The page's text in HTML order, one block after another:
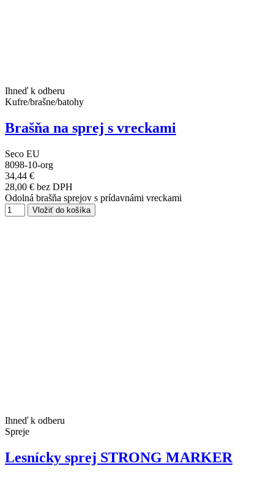
Ihneď k odberu
Kufre/brašne/batohy
Brašňa na sprej s vreckami
Seco EU
8098-10-org
34,44 €
28,00 € bez DPH
Odolná brašňa sprejov s prídavnámi vreckami
Vložiť do košíka
Ihneď k odberu
Spreje
Lesnícky sprej STRONG MARKER